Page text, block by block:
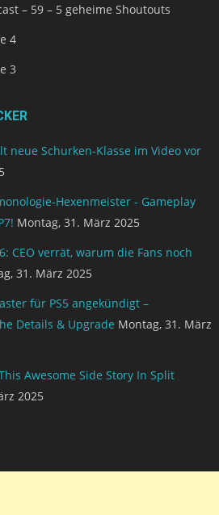
– 59 – 5 geheime Shoutouts
4
3
neue Schurken-Klasse im Video vor
Hexenmeister - Gameplay
Montag, 31. März 2025
CEO verrät, warum die Fans noch
31. März 2025
für PS5 angekündigt –
Details & Upgrade Montag, 31. März
Awesome Side Story In Split
2025